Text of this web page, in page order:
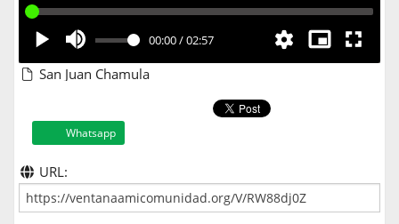
00:00/02:57
San Juan Chamula
Whatsapp
URL: